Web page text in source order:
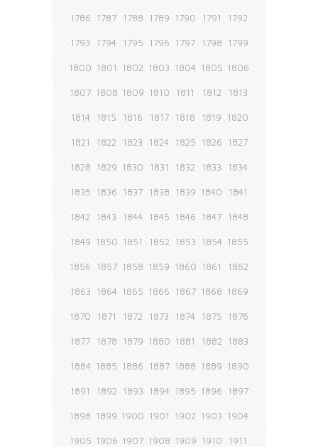
1786 1787 1788 1789 1790 1791 1792
1793 1794 1795 1796 1797 1798 1799
1800 1801 1802 1803 1804 1805 1806
1807 1808 1809 1810 1811 1812 1813
1814 1815 1816 1817 1818 1819 1820
1821 1822 1823 1824 1825 1826 1827
1828 1829 1830 1831 1832 1833 1834
1835 1836 1837 1838 1839 1840 1841
1842 1843 1844 1845 1846 1847 1848
1849 1850 1851 1852 1853 1854 1855
1856 1857 1858 1859 1860 1861 1862
1863 1864 1865 1866 1867 1868 1869
1870 1871 1872 1873 1874 1875 1876
1877 1878 1879 1880 1881 1882 1883
1884 1885 1886 1887 1888 1889 1890
1891 1892 1893 1894 1895 1896 1897
1898 1899 1900 1901 1902 1903 1904
1905 1906 1907 1908 1909 1910 1911